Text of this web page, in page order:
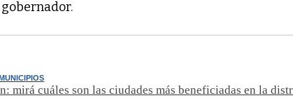
mirá cuáles son las ciudades más beneficiadas en la